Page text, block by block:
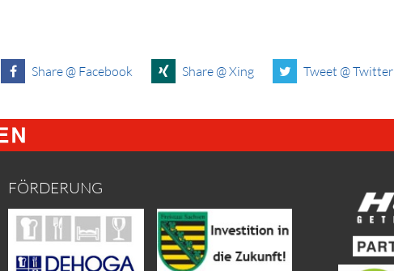
Share @ Facebook Share @ Xing Tweet @ Twitter
FÖRDERUNG